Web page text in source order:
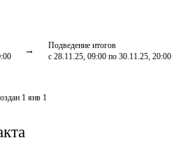
Подведение итогов
с 28.11.25, 09:00 по 30.11.25, 20:00
1 янв 1